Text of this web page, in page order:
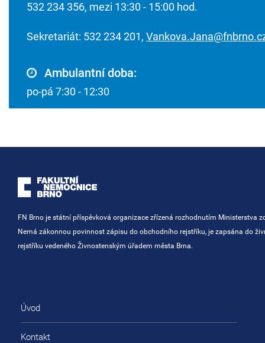
532 234 356, mezi 13:30 - 15:00 hod.
Sekretariát: 532 234 201,
Ambulantní doba:
po-pá 7:30 - 12:30
FN Brno je státní příspěvková organizace zřízená rozhodnutím Ministerstva
Nemá zákonnou povinnost zápisu do obchodního rejstříku, je zapsána do
rejstříku vedeného Živnostenským úřadem města Brna.
Úvod
Kontakt